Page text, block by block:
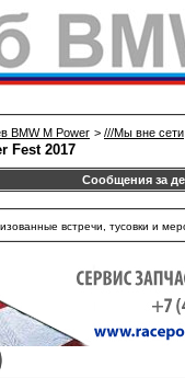
BMW M Power > ///Mы вне сети
Fest 2017
Сообщения за
встречи, тусовки и